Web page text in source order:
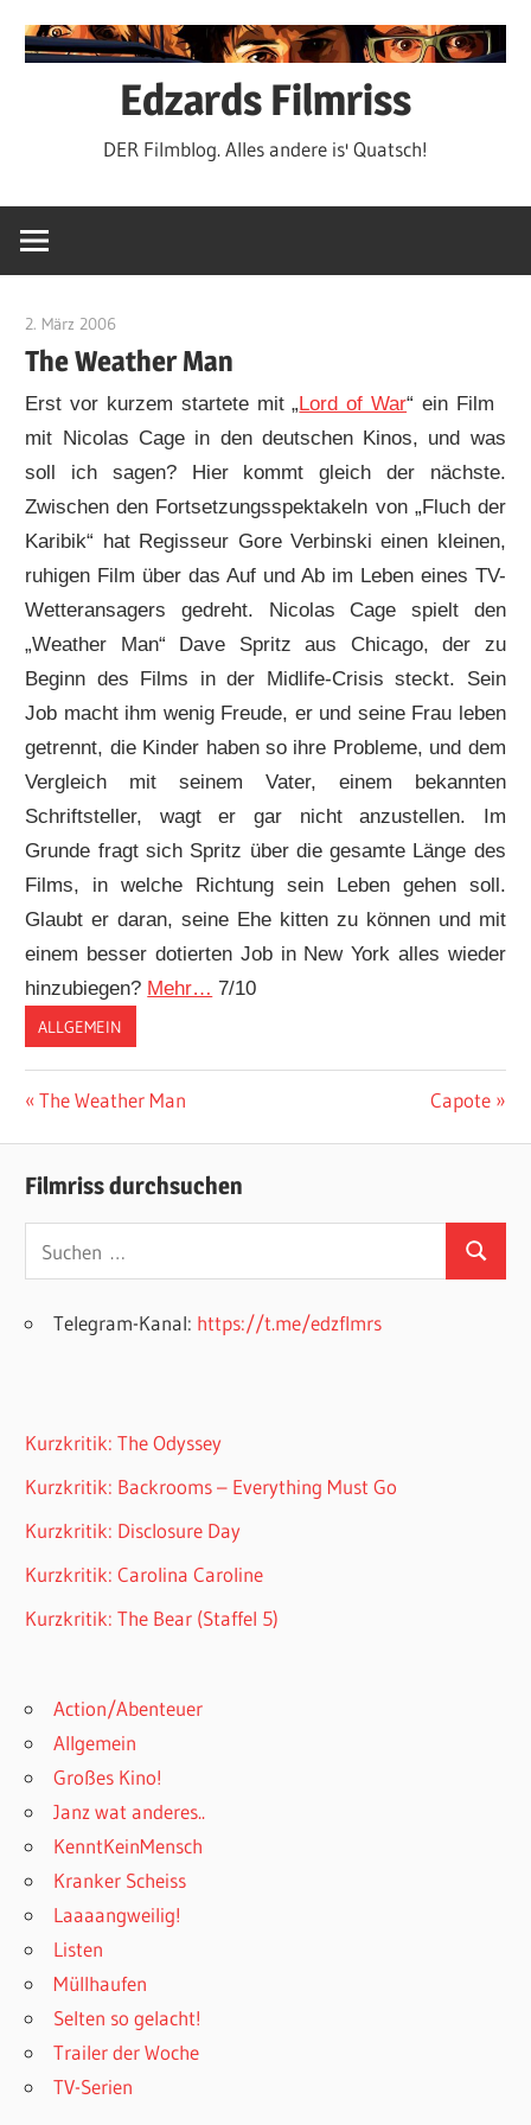
Inhalt
Edzards Filmriss
DER Filmblog. Alles andere is' Quatsch!
2. März 2006
The Weather Man
Erst vor kurzem startete mit „Lord of War“ ein Film
mit Nicolas Cage in den deutschen Kinos, und was
soll ich sagen? Hier kommt gleich der nächste.
Zwischen den Fortsetzungsspektakeln von „Fluch der
Karibik“ hat Regisseur Gore Verbinski einen kleinen,
ruhigen Film über das Auf und Ab im Leben eines TV-
Wetteransagers gedreht. Nicolas Cage spielt den
„Weather Man“ Dave Spritz aus Chicago, der zu
Beginn des Films in der Midlife-Crisis steckt. Sein
Job macht ihm wenig Freude, er und seine Frau leben
getrennt, die Kinder haben so ihre Probleme, und dem
Vergleich mit seinem Vater, einem bekannten
Schriftsteller, wagt er gar nicht anzustellen. Im
Grunde fragt sich Spritz über die gesamte Länge des
Films, in welche Richtung sein Leben gehen soll.
Glaubt er daran, seine Ehe kitten zu können und mit
einem besser dotierten Job in New York alles wieder
hinzubiegen? Mehr… 7/10
ALLGEMEIN
Beitragsnavigation
Vorheriger
The Weather Man
Nächster
Capote
Filmriss durchsuchen
nach:
Suchen
Telegram-Kanal: https://t.me/edzflmrs
Kurzkritik: The Odyssey
Kurzkritik: Backrooms – Everything Must Go
Kurzkritik: Disclosure Day
Kurzkritik: Carolina Caroline
Kurzkritik: The Bear (Staffel 5)
Action/Abenteuer
Allgemein
Großes Kino!
Janz wat anderes..
KenntKeinMensch
Kranker Scheiss
Laaaangweilig!
Listen
Müllhaufen
Selten so gelacht!
Trailer der Woche
TV-Serien